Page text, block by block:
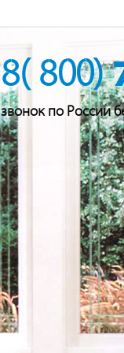
8( 800)
звонок по России